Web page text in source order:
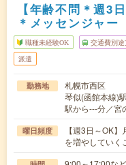
【年齢不問＊週3
＊メッセンジャー
職種未経験OK 交通費別途
派遣
勤務地
札幌市西区
琴似(函館本線)
駅から---分／宮
曜日頻度
【週3日～OK
を増やしていく